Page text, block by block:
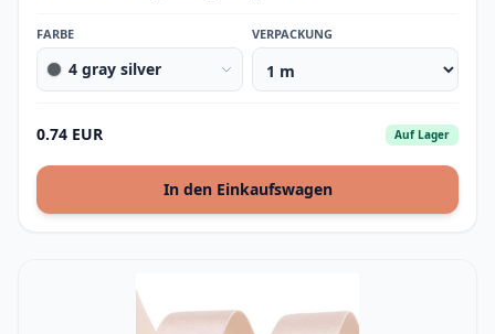
FARBE
4 gray silver
VERPACKUNG
0.74 EUR Auf Lager
In den Einkaufswagen